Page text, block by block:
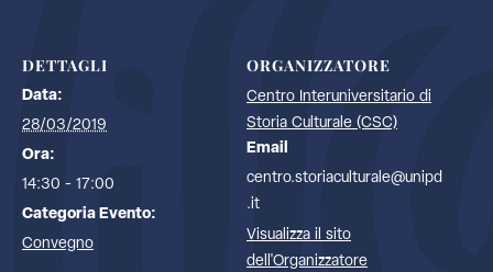
DETTAGLI
Data:
28/03/2019
Ora:
14:30 - 17:00
Categoria Evento:
Convegno
ORGANIZZATORE
Centro Interuniversitario di
Storia Culturale (CSC)
Email
centro.storiaculturale@unipd
.it
Visualizza il sito
dell'Organizzatore